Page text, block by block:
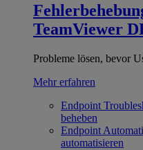
TeamViewer
Probleme lösen, bevor
Mehr erfahren
Endpoint
beheben
Endpoint
automatisieren